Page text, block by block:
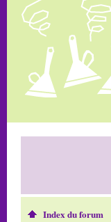
Index du forum